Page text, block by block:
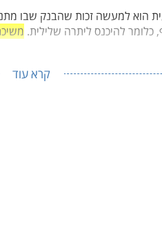
הוא למעשה זכות שהבנק שבו
להיכנס ליתרה שלילית.
קרא עוד